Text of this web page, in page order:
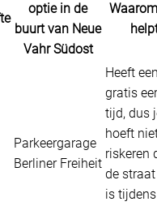
optie in de
buurt van Neue
Vahr Südost
Parkeergarage
Berliner Freiheit
Heeft
gratis
tijd, dus
hoeft
riskeren
de
is tijdens